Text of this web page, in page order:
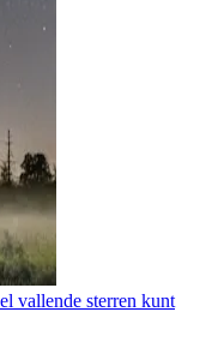
vallende sterren kunt